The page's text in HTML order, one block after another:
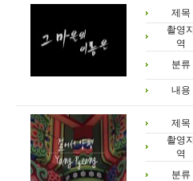
제목
촬영지
역
분류
내용
제목
촬영지
역
분류